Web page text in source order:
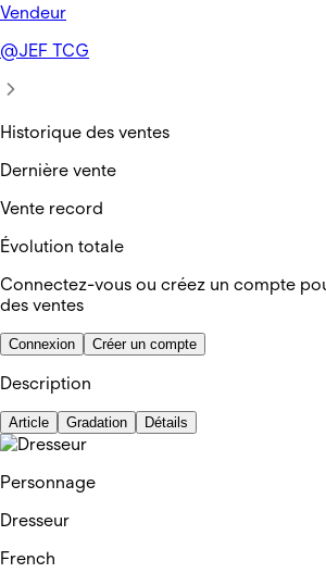
Vendeur
@JEF TCG
Historique des ventes
Dernière vente
Vente record
Évolution totale
Connectez-vous ou créez un compte
des ventes
Connexion Créer un compte
Description
Article Gradation Détails
Personnage
Dresseur
French